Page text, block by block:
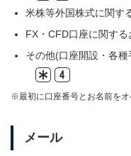
米株等外国株式に関す
FX・CFD口座に関する
その他(口座開設・各
※最初に口座番号とお名前をオ
メール